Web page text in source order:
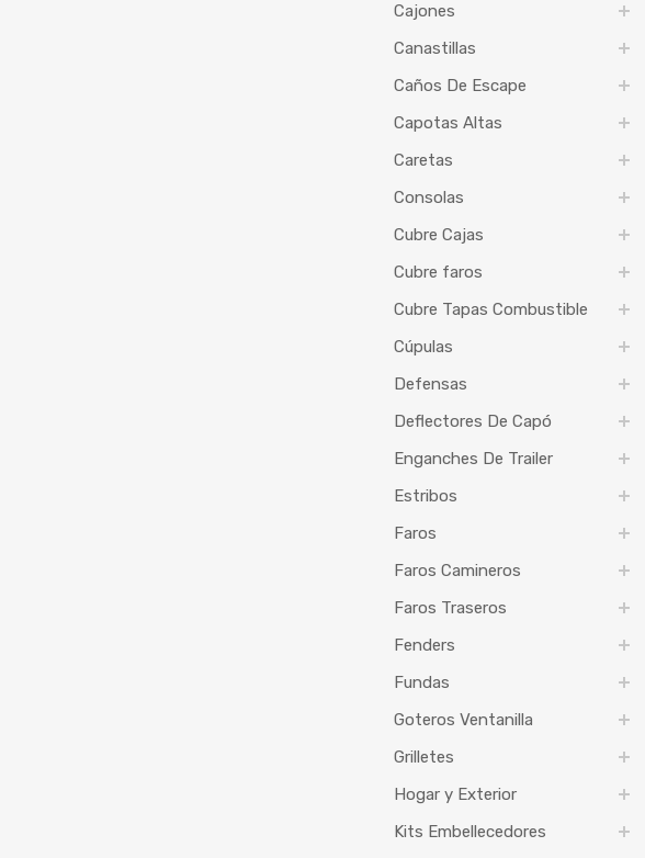
Cajones
Canastillas
Caños De Escape
Capotas Altas
Caretas
Consolas
Cubre Cajas
Cubre faros
Cubre Tapas Combustible
Cúpulas
Defensas
Deflectores De Capó
Enganches De Trailer
Estribos
Faros
Faros Camineros
Faros Traseros
Fenders
Fundas
Goteros Ventanilla
Grilletes
Hogar y Exterior
Kits Embellecedores